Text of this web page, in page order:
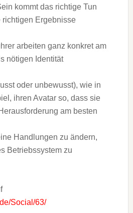
kommt das richtige Tun
richtigen Ergebnisse
arbeiten ganz konkret am
nötigen Identität
oder unbewusst), wie in
ihren Avatar so, dass sie
am besten
Handlungen zu ändern,
Betriebssystem zu
Social/63/